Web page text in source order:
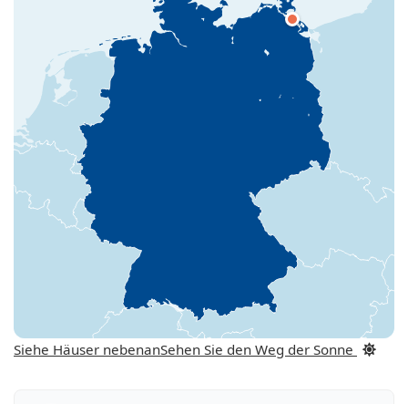
Siehe Häuser nebenanSehen Sie den Weg der Sonne